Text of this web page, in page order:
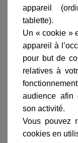
Fiche
Hauteur en
Profondeur
:
Matière :
Finition /
appareil
tablette).
Un « cookie »
appareil à
pour but de
relatives à
audience afin
son activité.
Vous pouvez
cookies en